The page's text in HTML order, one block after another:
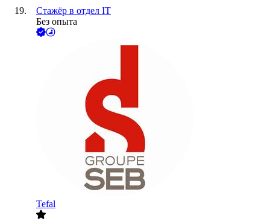
Стажёр в отдел IT
Без опыта
Tefal